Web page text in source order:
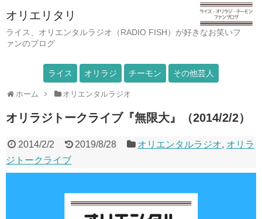
オリエリタリ
ライス、オリエンタルラジオ（RADIO FISH）が好きなお笑いフ
ァンのブログ
ライス オリラジ チーモン その他芸人
ホーム オリエンタルラジオ
オリラジトークライブ『無限大』（2014/2/2）
2014/2/2 2019/8/28 オリエンタルラジオ, オリラ
ジトークライブ